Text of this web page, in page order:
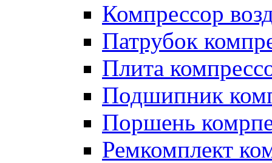
Компрессор
Патрубок
Плита
Подшипник
Поршень
Ремкомплект